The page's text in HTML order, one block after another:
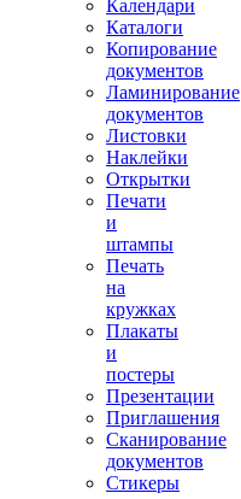
Календари
Каталоги
Копирование
документов
Ламинирование
документов
Листовки
Наклейки
Открытки
Печати
и
штампы
Печать
на
кружках
Плакаты
и
постеры
Презентации
Приглашения
Сканирование
документов
Стикеры